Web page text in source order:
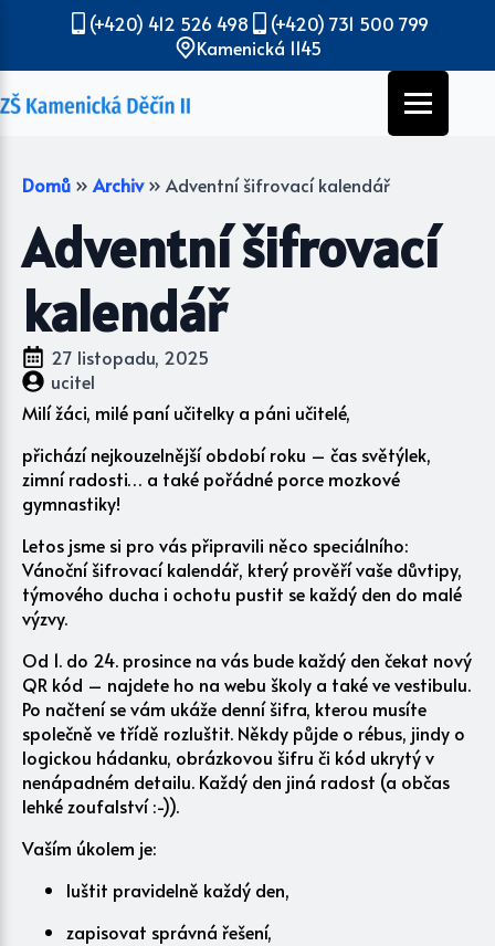
(+420) 412 526 498
(+420) 731 500 799
Kamenická 1145
Domů » Archiv » Adventní šifrovací kalendář
Adventní šifrovací
kalendář
27 listopadu, 2025
ucitel
Milí žáci, milé paní učitelky a páni učitelé,
přichází nejkouzelnější období roku – čas světýlek,
zimní radosti… a také pořádné porce mozkové
gymnastiky!
Letos jsme si pro vás připravili něco speciálního:
Vánoční šifrovací kalendář, který prověří vaše důvtipy,
týmového ducha i ochotu pustit se každý den do malé
výzvy.
Od 1. do 24. prosince na vás bude každý den čekat nový
QR kód – najdete ho na webu školy a také ve vestibulu.
Po načtení se vám ukáže denní šifra, kterou musíte
společně ve třídě rozluštit. Někdy půjde o rébus, jindy o
logickou hádanku, obrázkovou šifru či kód ukrytý v
nenápadném detailu. Každý den jiná radost (a občas
lehké zoufalství :-)).
Vaším úkolem je:
luštit pravidelně každý den,
zapisovat správná řešení,